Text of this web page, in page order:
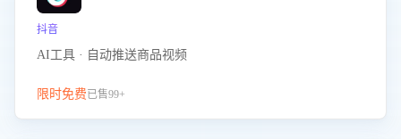
抖音
AI工具 · 自动推送商品视频
限时免费已售99+